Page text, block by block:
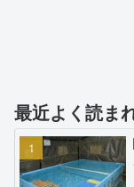
最近よく読ま